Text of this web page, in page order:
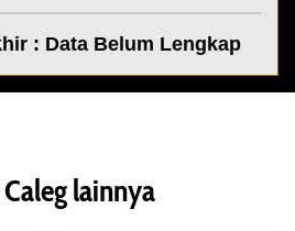
: Data Belum Lengkap
lainnya